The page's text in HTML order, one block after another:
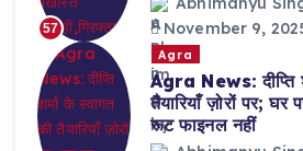
57
November 9,
Agra
Agra News: दीप्ति
तैयारियाँ ज़ोरों पर; घर
रूट फाइनल नहीं